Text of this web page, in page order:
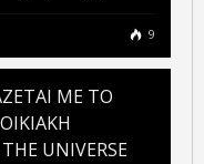
9
ΜΕ ΤΟ
UNIVERSE